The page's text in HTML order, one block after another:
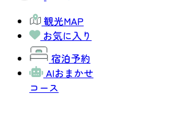
観光MAP
お気に入り
宿泊予約
AIおまかせ
コース